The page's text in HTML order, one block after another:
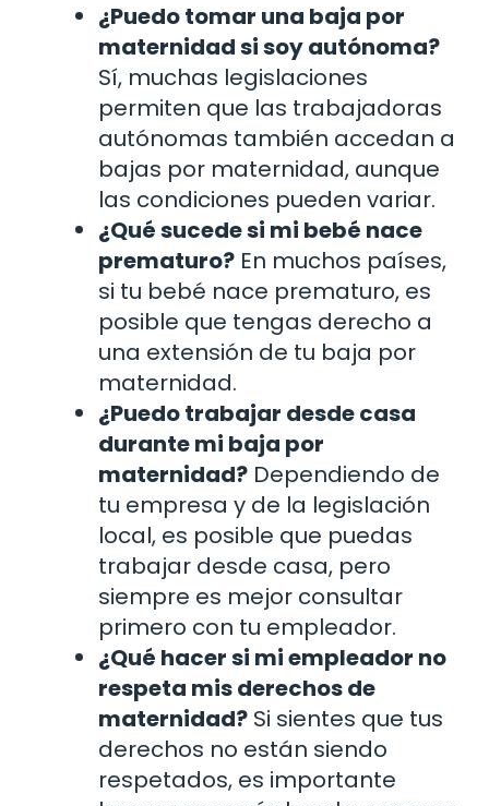
¿Puedo tomar una baja por
maternidad si soy autónoma?
Sí, muchas legislaciones
permiten que las trabajadoras
autónomas también accedan a
bajas por maternidad, aunque
las condiciones pueden variar.
¿Qué sucede si mi bebé nace
prematuro? En muchos países,
si tu bebé nace prematuro, es
posible que tengas derecho a
una extensión de tu baja por
maternidad.
¿Puedo trabajar desde casa
durante mi baja por
maternidad? Dependiendo de
tu empresa y de la legislación
local, es posible que puedas
trabajar desde casa, pero
siempre es mejor consultar
primero con tu empleador.
¿Qué hacer si mi empleador no
respeta mis derechos de
maternidad? Si sientes que tus
derechos no están siendo
respetados, es importante